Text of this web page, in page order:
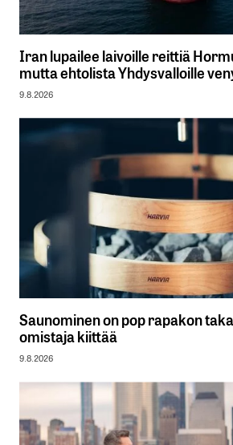
Iran lupailee laivoille reittiä
mutta ehtolista Yhdysvalloille
9.8.2026
Saunominen on pop rapakon
omistaja kiittää
9.8.2026